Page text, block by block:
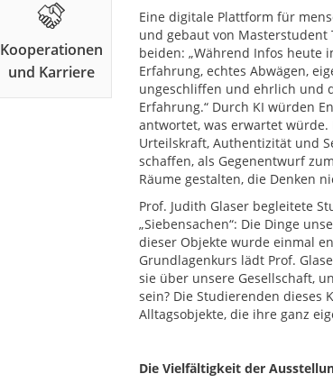
Eine digitale Plattform für
und gebaut von Masterstudent
beiden: „Während Infos heute
Erfahrung, echtes Abwägen,
ungeschliffen und ehrlich und
Erfahrung.“ Durch KI würden
antwortet, was erwartet würde.
Urteilskraft, Authentizität und
schaffen, als Gegenentwurf
Räume gestalten, die Denken
Prof. Judith Glaser begleitete
„Siebensachen“: Die Dinge
dieser Objekte wurde einmal
Grundlagenkurs lädt Prof.
sie über unsere Gesellschaft,
sein? Die Studierenden dieses
Alltagsobjekte, die ihre ganz
Die Vielfältigkeit der
Kooperationen
und Karriere